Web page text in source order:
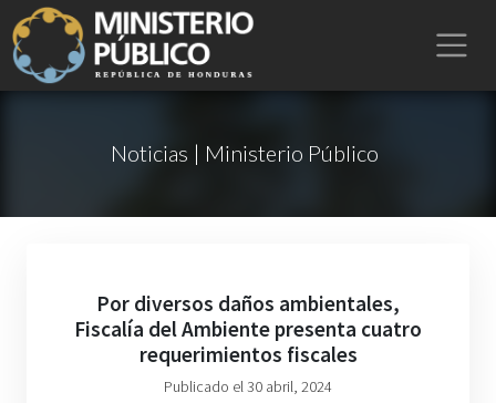
Noticias | Ministerio Público
Por diversos daños ambientales,
Fiscalía del Ambiente presenta cuatro
requerimientos fiscales
Publicado el 30 abril, 2024